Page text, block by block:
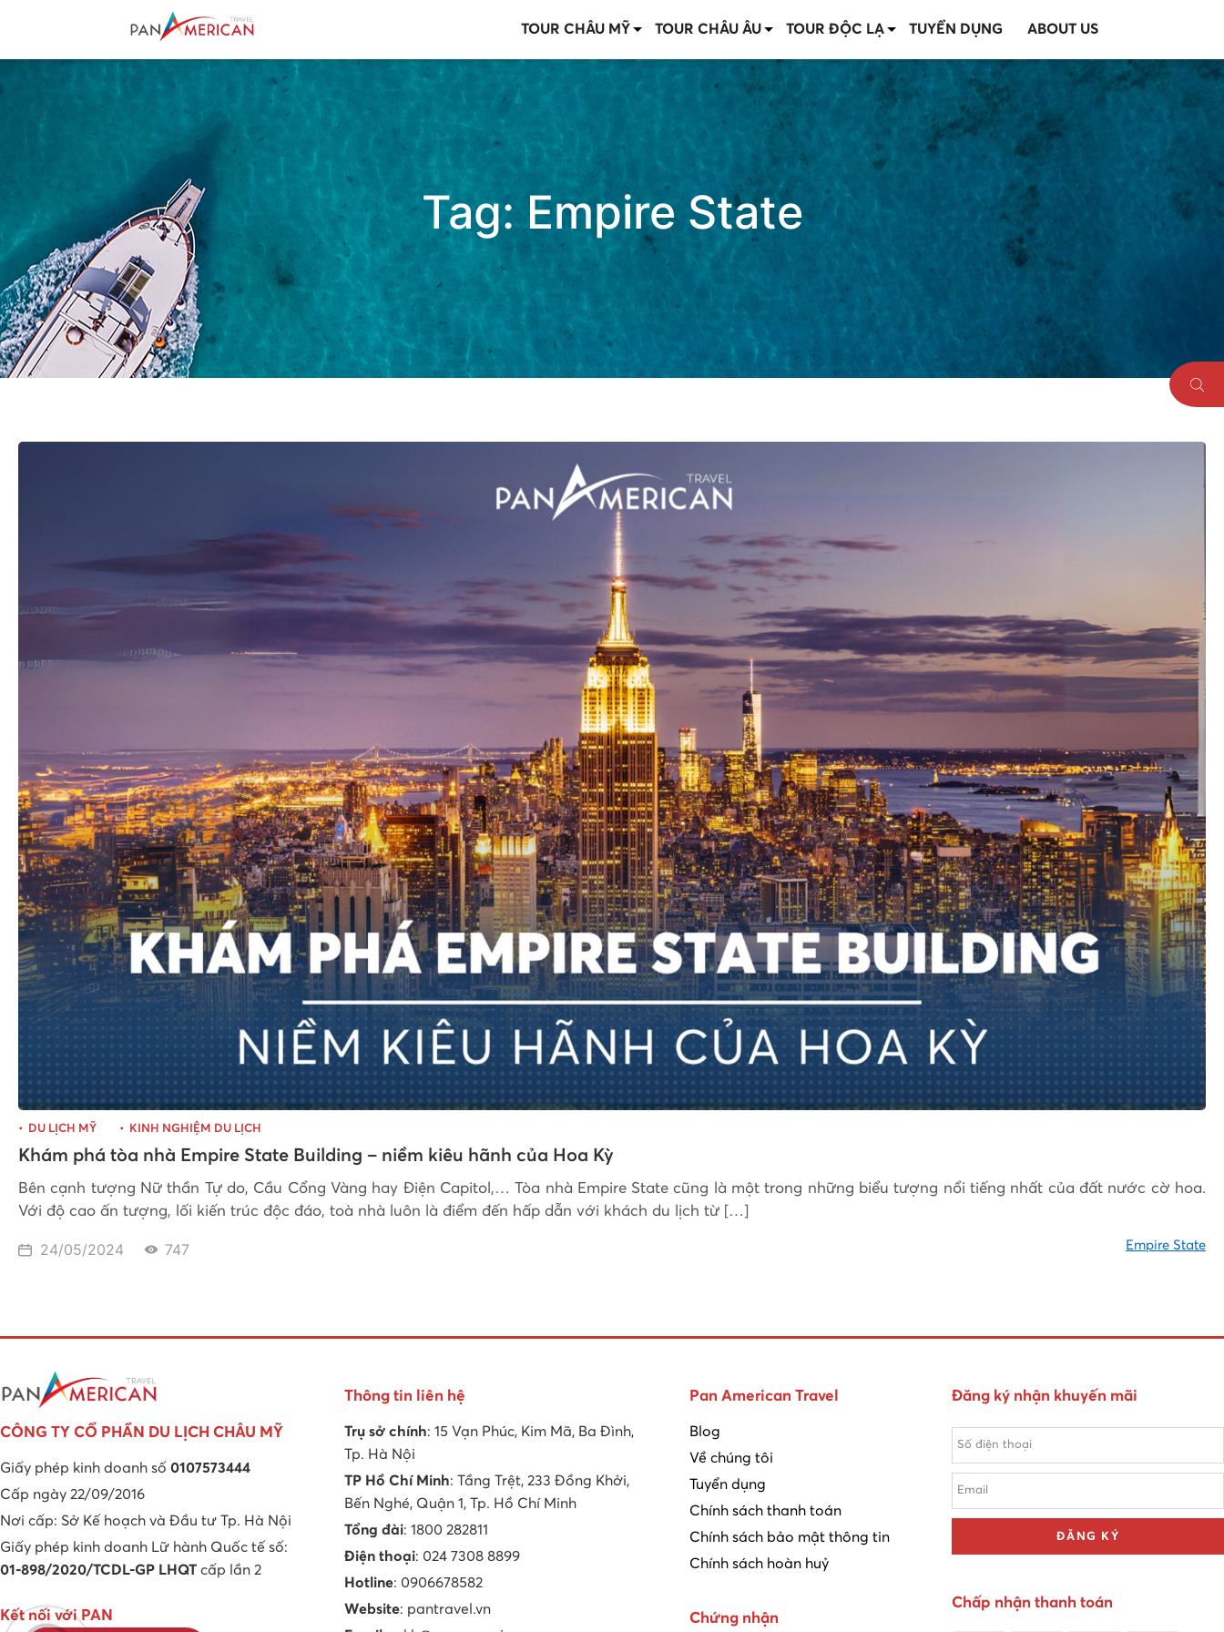
TOUR CHÂU MỸ TOUR CHÂU ÂU TOUR ĐỘC LẠ TUYỂN DỤNG ABOUT US
Tag:Empire State
DU LỊCH MỸ KINH NGHIỆM DU LỊCH
Khám phá tòa nhà Empire State Building – niềm kiêu hãnh của Hoa Kỳ
Bên cạnh tượng Nữ thần Tự do, Cầu Cổng Vàng hay Điện Capitol,… Tòa nhà Empire State cũng là một trong những biểu tượng nổi tiếng nhất của đất nước cờ hoa.
Với độ cao ấn tượng, lối kiến trúc độc đáo, toà nhà luôn là điểm đến hấp dẫn với khách du lịch từ […]
24/05/2024 747 Empire State
CÔNG TY CỔ PHẦN DU LỊCH CHÂU MỸ
Giấy phép kinh doanh số 0107573444
Cấp ngày 22/09/2016
Nơi cấp: Sở Kế hoạch và Đầu tư Tp. Hà Nội
Giấy phép kinh doanh Lữ hành Quốc tế số:
01-898/2020/TCDL-GP LHQT cấp lần 2
Kết nối với PAN
Thông tin liên hệ
Trụ sở chính: 15 Vạn Phúc, Kim Mã, Ba Đình,
Tp. Hà Nội
TP Hồ Chí Minh: Tầng Trệt, 233 Đồng Khởi,
Bến Nghé, Quận 1, Tp. Hồ Chí Minh
Tổng đài: 1800 282811
Điện thoại: 024 7308 8899
Hotline: 0906678582
Website: pantravel.vn
Pan American Travel
Blog
Về chúng tôi
Tuyển dụng
Chính sách thanh toán
Chính sách bảo mật thông tin
Chính sách hoàn huỷ
Chứng nhận
Đăng ký nhận khuyến mãi
ĐĂNG KÝ
Chấp nhận thanh toán